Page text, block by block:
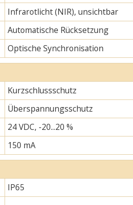
Infrarotlicht (NIR), unsichtbar
Automatische Rücksetzung
Optische Synchronisation
Kurzschlussschutz
Überspannungsschutz
24 VDC, -20...20 %
150 mA
IP65